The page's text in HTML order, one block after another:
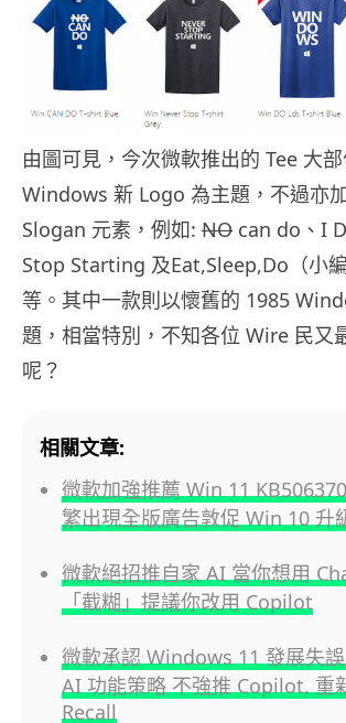
由圖可見，今次微軟推出的 Tee 大
Windows 新 Logo 為主題，不過亦
Slogan 元素，例如: NO can do、I
Stop Starting 及Eat,Sleep,Do（小
等。其中一款則以懷舊的 1985
題，相當特別，不知各位 Wire 民又
呢？
相關文章:
微軟加強推薦 Win 11
繁出現全版廣告敦促 Win 10 升
微軟絕招推自家 AI 當你想用
「截糊」提議你改用 Copilot
微軟承認 Windows 11 發展失
AI 功能策略 不強推 Copilot, 重
Recall